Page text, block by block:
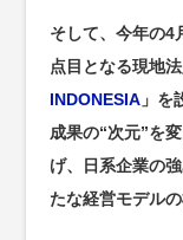
そして、今年の4
点目となる現地
INDONESIA 」を
成果の“次元”を
げ、日系企業の
たな経営モデル